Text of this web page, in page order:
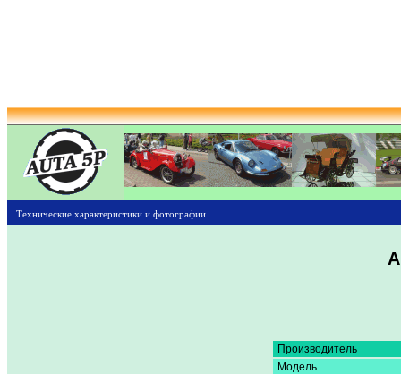
Технические характеристики и фотографии
Производитель
Модель